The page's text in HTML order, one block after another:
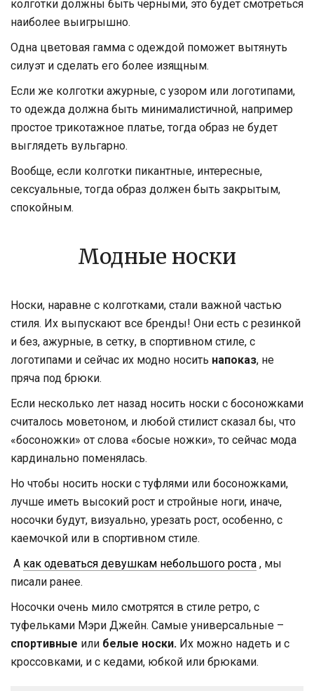
колготки должны быть чёрными, это будет смотреться
наиболее выигрышно.
Одна цветовая гамма с одеждой поможет вытянуть
силуэт и сделать его более изящным.
Если же колготки ажурные, с узором или логотипами,
то одежда должна быть минималистичной, например
простое трикотажное платье, тогда образ не будет
выглядеть вульгарно.
Вообще, если колготки пикантные, интересные,
сексуальные, тогда образ должен быть закрытым,
спокойным.
Модные носки
Носки, наравне с колготками, стали важной частью
стиля. Их выпускают все бренды! Они есть с резинкой
и без, ажурные, в сетку, в спортивном стиле, с
логотипами и сейчас их модно носить напоказ, не
пряча под брюки.
Если несколько лет назад носить носки с босоножками
считалось моветоном, и любой стилист сказал бы, что
«босоножки» от слова «босые ножки», то сейчас мода
кардинально поменялась.
Но чтобы носить носки с туфлями или босоножками,
лучше иметь высокий рост и стройные ноги, иначе,
носочки будут, визуально, урезать рост, особенно, с
каемочкой или в спортивном стиле.
А как одеваться девушкам небольшого роста , мы
писали ранее.
Носочки очень мило смотрятся в стиле ретро, с
туфельками Мэри Джейн. Самые универсальные –
спортивные или белые носки. Их можно надеть и с
кроссовками, и с кедами, юбкой или брюками.